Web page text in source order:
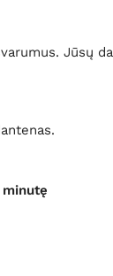
Jūsų